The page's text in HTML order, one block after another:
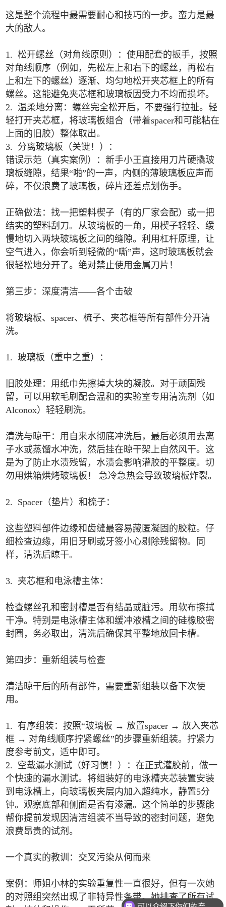
这是整个流程中最需要耐心和技巧的一步。蛮力是最
大的敌人。
1. 松开螺丝（对角线原则）：使用配套的扳手，按照
对角线顺序（例如，先松左上和右下的螺丝，再松右
上和左下的螺丝）逐渐、均匀地松开夹芯框上的所有
螺丝。这能避免夹芯框和玻璃板因受力不均而损坏。
2. 温柔地分离：螺丝完全松开后，不要强行拉扯。轻
轻打开夹芯框，将玻璃板组合（带着spacer和可能粘在
上面的旧胶）整体取出。
3. 分离玻璃板（关键！）：
错误示范（真实案例）：新手小王直接用刀片硬撬玻
璃板缝隙，结果“啪”的一声，内侧的薄玻璃板应声而
碎，不仅浪费了玻璃板，碎片还差点划伤手。
正确做法：找一把塑料楔子（有的厂家会配）或一把
结实的塑料刮刀。从玻璃板的一角，用楔子轻轻、缓
慢地切入两块玻璃板之间的缝隙。利用杠杆原理，让
空气进入，你会听到轻微的“嘶”声，这时玻璃板就会
很轻松地分开了。绝对禁止使用金属刀片！
第三步：深度清洁——各个击破
将玻璃板、spacer、梳子、夹芯框等所有部件分开清
洗。
1. 玻璃板（重中之重）：
旧胶处理：用纸巾先擦掉大块的凝胶。对于顽固残
留，可以用软毛刷配合温和的实验室专用清洗剂（如
Alconox）轻轻刷洗。
清洗与晾干：用自来水彻底冲洗后，最后必须用去离
子水或蒸馏水冲洗，然后挂在晾干架上自然风干。这
是为了防止水渍残留，水渍会影响灌胶的平整度。切
勿用烘箱烘烤玻璃板！ 急冷急热会导致玻璃板炸裂。
2. Spacer（垫片）和梳子：
这些塑料部件边缘和齿缝最容易藏匿凝固的胶粒。仔
细检查边缘，用旧牙刷或牙签小心剔除残留物。同
样，清洗后晾干。
3. 夹芯框和电泳槽主体：
检查螺丝孔和密封槽是否有结晶或脏污。用软布擦拭
干净。特别是电泳槽主体和缓冲液槽之间的硅橡胶密
封圈，务必取出，清洗后确保其平整地放回卡槽。
第四步：重新组装与检查
清洁晾干后的所有部件，需要重新组装以备下次使
用。
1. 有序组装：按照“玻璃板 → 放置spacer → 放入夹芯
框 → 对角线顺序拧紧螺丝”的步骤重新组装。拧紧力
度参考前文，适中即可。
2. 空载漏水测试（好习惯！）：在正式灌胶前，做一
个快速的漏水测试。将组装好的电泳槽夹芯装置安装
到电泳槽上，向玻璃板夹层内加入超纯水，静置5分
钟。观察底部和侧面是否有渗漏。这个简单的步骤能
帮你提前发现因清洁组装不当导致的密封问题，避免
浪费昂贵的试剂。
一个真实的教训：交叉污染从何而来
案例：师姐小林的实验重复性一直很好，但有一次她
的对照组突然出现了非特异性条带。她排查了所有试